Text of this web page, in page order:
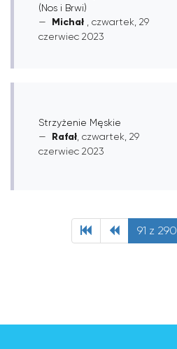
(Nos i Brwi)
Michał
, czwartek, 29
czerwiec 2023
Strzyżenie Męskie
Rafał , czwartek, 29
czerwiec 2023
91 z 290